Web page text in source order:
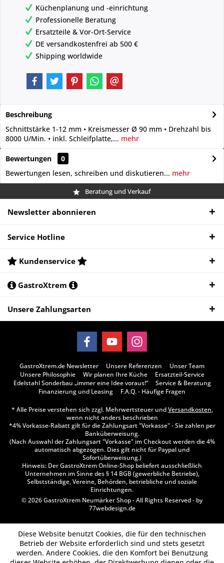
Küchenplanung und -einrichtung
Professionelle Beratung
Ersatzteile & Vor-Ort-Service
DE versandkostenfrei ab 500 €
Shipping worldwide
Beschreibung
Schnittstärke 1-12 mm • Kreismesser Ø 90 mm • Drehzahl bis
8000 U/Min. • inkl. Schleifplatte,... mehr
Bewertungen
0
Bewertungen lesen, schreiben und diskutieren... mehr
Beratung und Verkauf
Newsletter abonnieren
Service Hotline
Kundenservice
GastroXtrem
Unsere Zahlungsarten
GastroXtrem.de Newsletter Unsere Referenzen
Unser Team
Unsere Philosophie
Wir planen Ihre Küche
Ersatzteil-Service
Edelstahl Sonderbau „immer eine Idee voraus!“
Service & Beratung
Finanzierung und Leasing
F.A.Q. - Häufige Fragen
* Alle Preise verstehen sich zzgl. Mehrwertsteuer undVersandkosten,
wenn nicht anders beschrieben
*4% Vorkasse-Rabatt gilt für die Zahlungsart "Vorkasse" - Sie zahlen per
Banküberweisung.
(Nach Auswahl der Zahlungsart "Vorkasse" im Checkout werden die 4%
automatisch abgezogen. Dies gilt nicht für Paypal und
Sofortüberweisung.)
Hinweis: Der GastroXtrem Online-Shop beliefert ausschließlich
Unternehmen im Sinne des § 14 BGB (gewerbliche Betriebe),
Selbstständige, Vereine, Behörden, betriebliche und soziale
Einrichtungen.
© 2026 GastroXtrem Neumärker Shop - All Rights Reserved - by
77webdesign.de
Diese Website benutzt Cookies, die für den technischen
Betrieb der Website erforderlich sind und stets gesetzt
werden. Andere Cookies, die den Komfort bei Benutzung